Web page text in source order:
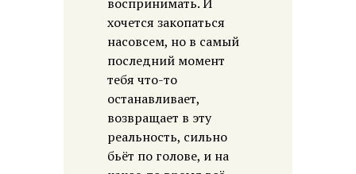
хочется закопаться
насовсем, но в самый
последний момент
тебя что-то
останавливает,
возвращает в эту
реальность, сильно
бьёт по голове, и на